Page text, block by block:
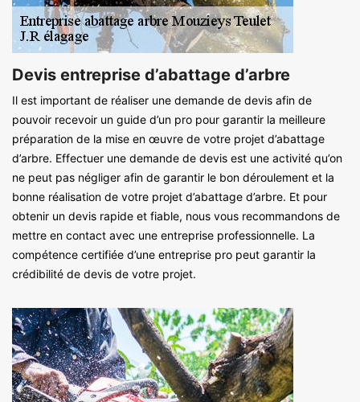
Devis entreprise d’abattage d’arbre
Il est important de réaliser une demande de devis afin de
pouvoir recevoir un guide d’un pro pour garantir la meilleure
préparation de la mise en œuvre de votre projet d’abattage
d’arbre. Effectuer une demande de devis est une activité qu’on
ne peut pas négliger afin de garantir le bon déroulement et la
bonne réalisation de votre projet d’abattage d’arbre. Et pour
obtenir un devis rapide et fiable, nous vous recommandons de
mettre en contact avec une entreprise professionnelle. La
compétence certifiée d’une entreprise pro peut garantir la
crédibilité de devis de votre projet.